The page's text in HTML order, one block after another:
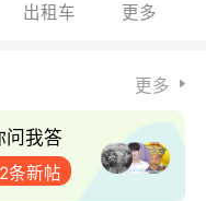
出租车 更多
更多
问我答
条新帖